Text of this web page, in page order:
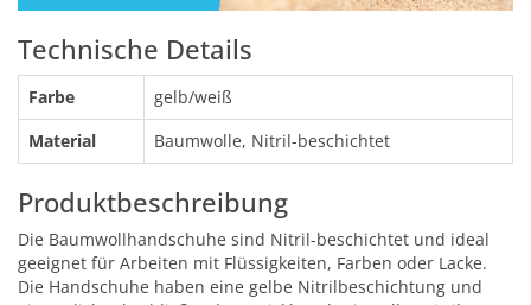
Technische Details
Farbe
gelb/weiß
Material
Baumwolle, Nitril-beschichtet
Produktbeschreibung
Die Baumwollhandschuhe sind Nitril-beschichtet und ideal
geeignet für Arbeiten mit Flüssigkeiten, Farben oder Lacke.
Die Handschuhe haben eine gelbe Nitrilbeschichtung und